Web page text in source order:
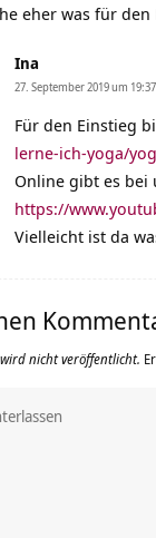
eher was für
Ina
27. September 2019 um
Für den Einstieg
lerne-ich-yoga/
Online gibt es bei
https://
Vielleicht ist da
nicht veröffentlicht.